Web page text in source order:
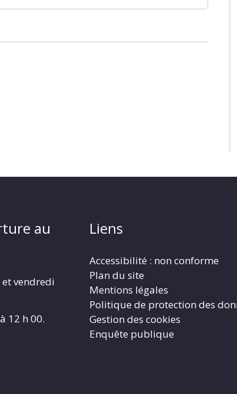
au
vendredi
12 h 00.
Liens
Accessibilité : non conforme
Plan du site
Mentions légales
Politique de protection des
Gestion des cookies
Enquête publique